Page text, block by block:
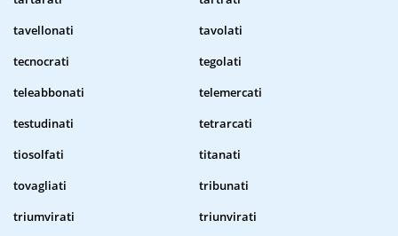
tavellonati
tavolati
tecnocrati
tegolati
teleabbonati
telemercati
testudinati
tetrarcati
tiosolfati
titanati
tovagliati
tribunati
triumvirati
triunvirati